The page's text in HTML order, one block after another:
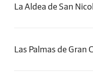
La Aldea de San
Las Palmas de Gran